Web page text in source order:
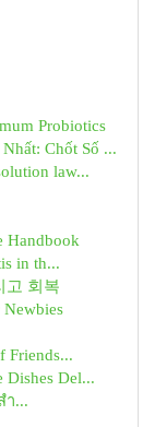
Probiotics
Chốt Số ...
law...
Handbook
in th...
고 회복
Friends...
Dishes Del...
ำ...